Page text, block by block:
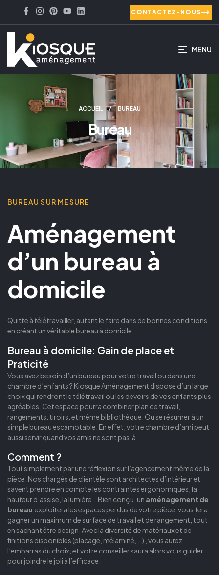
CONTACTEZ-NOUS
MENU
ACCUEIL BUREAU
Bureau
BUREAU SUR MESURE
Aménagement
d’un bureau à
domicile
Quitte à télétravailler, autant le faire dans de bonnes conditions
en créant un véritable bureau à domicile.
Bureau à domicile: Gain de place et
Praticité
Vous avez besoin d’un bureau pour votre travail ou dans une
chambre d’enfants ? Kiosque Aménagement dispose d’un large
choix qui rendront le télétravail ou les devoirs de vos enfants plus
agréables. Cet espace pourra combiner plan de travail,
rangements, tiroirs, et même bibliothèque. Ou se résumer à un
simple bureau escamotable. En effet, votre chambre d’ami peut
aussi servir quand vos amis ne sont pas là.
Comment ?
Tout simplement par une réflexion sur l’agencement même de la
pièce: Nos chargés de clientèle sont architectes d’intérieur et
savent prendre en compte les contraintes ergonomiques, la
hauteur d’assise, la lumière… Bien conçu, un aménagement de
bureau exploitera les espaces perdus de votre pièce, vous fera
gagner un maximum de surface de travail et de rangement, tout
en sachant être design. Avec la diversité de matériaux et de
finitions disponibles (placage, mélaminé, …) , vous aurez
l’embarras du choix, et votre conseiller saura alors vous guider
pour joindre le joli à l’efficace.